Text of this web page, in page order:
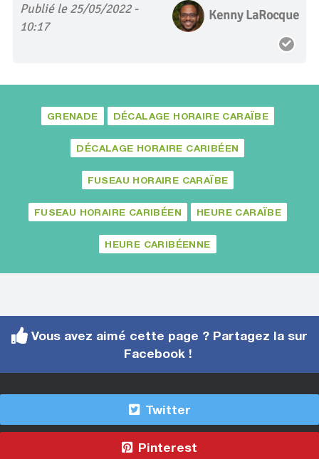
Publié le 25/05/2022 -
10:17
Kenny LaRocque
GRENADE DÉCALAGE HORAIRE CARAÏBE
DÉCALAGE HORAIRE CARIBÉEN
FUSEAU HORAIRE CARAÏBE
FUSEAU HORAIRE CARIBÉEN HEURE CARAÏBE
HEURE CARIBÉENNE
Vous avez aimé cette page ? Partagez la sur
Facebook !
Twitter
Pinterest